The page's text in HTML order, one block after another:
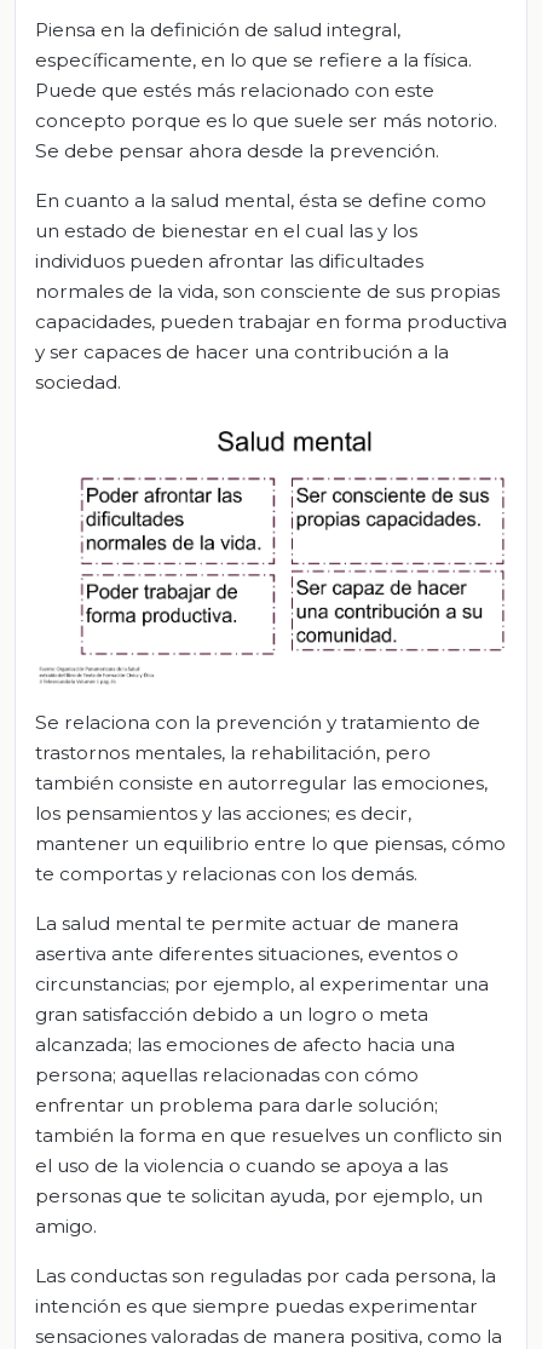
Piensa en la definición de salud integral,
específicamente, en lo que se refiere a la física.
Puede que estés más relacionado con este
concepto porque es lo que suele ser más notorio.
Se debe pensar ahora desde la prevención.
En cuanto a la salud mental, ésta se define como
un estado de bienestar en el cual las y los
individuos pueden afrontar las dificultades
normales de la vida, son consciente de sus propias
capacidades, pueden trabajar en forma productiva
y ser capaces de hacer una contribución a la
sociedad.
Se relaciona con la prevención y tratamiento de
trastornos mentales, la rehabilitación, pero
también consiste en autorregular las emociones,
los pensamientos y las acciones; es decir,
mantener un equilibrio entre lo que piensas, cómo
te comportas y relacionas con los demás.
La salud mental te permite actuar de manera
asertiva ante diferentes situaciones, eventos o
circunstancias; por ejemplo, al experimentar una
gran satisfacción debido a un logro o meta
alcanzada; las emociones de afecto hacia una
persona; aquellas relacionadas con cómo
enfrentar un problema para darle solución;
también la forma en que resuelves un conflicto sin
el uso de la violencia o cuando se apoya a las
personas que te solicitan ayuda, por ejemplo, un
amigo.
Las conductas son reguladas por cada persona, la
intención es que siempre puedas experimentar
sensaciones valoradas de manera positiva, como la